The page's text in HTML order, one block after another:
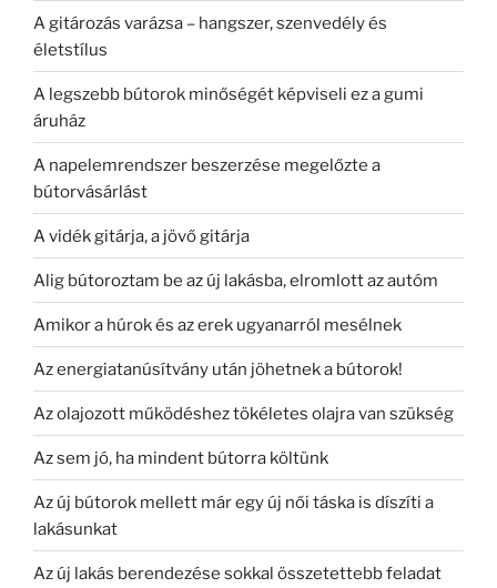
A gitározás varázsa – hangszer, szenvedély és
életstílus
A legszebb bútorok minőségét képviseli ez a gumi
áruház
A napelemrendszer beszerzése megelőzte a
bútorvásárlást
A vidék gitárja, a jövő gitárja
Alig bútoroztam be az új lakásba, elromlott az autóm
Amikor a húrok és az erek ugyanarról mesélnek
Az energiatanúsítvány után jöhetnek a bútorok!
Az olajozott működéshez tökéletes olajra van szükség
Az sem jó, ha mindent bútorra költünk
Az új bútorok mellett már egy új női táska is díszíti a
lakásunkat
Az új lakás berendezése sokkal összetettebb feladat